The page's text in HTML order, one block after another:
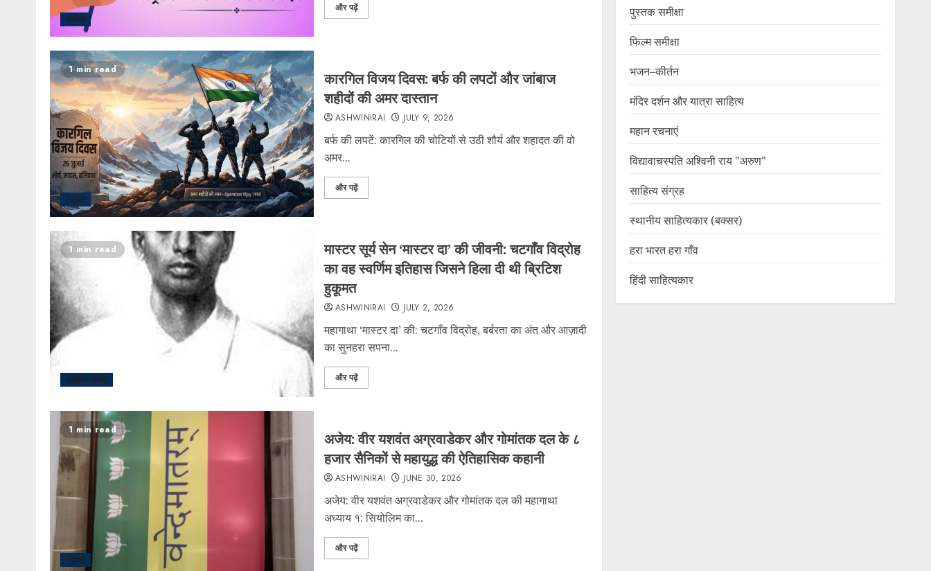
आलेख
और पढ़ें
1 min read
आलेख
कारगिल विजय दिवस: बर्फ की लपटों और जांबाज
शहीदों की अमर दास्तान
ASHWINIRAI JULY 9, 2026
बर्फ की लपटें: कारगिल की चोटियों से उठी शौर्य और शहादत की वो
अमर...
और पढ़ें
1 min read
साहित्य संग्रह
मास्टर सूर्य सेन ‘मास्टर दा’ की जीवनी: चटगाँव विद्रोह
का वह स्वर्णिम इतिहास जिसने हिला दी थी ब्रिटिश
हुकूमत
ASHWINIRAI JULY 2, 2026
महागाथा ‘मास्टर दा’ की: चटगाँव विद्रोह, बर्बरता का अंत और आज़ादी
का सुनहरा सपना...
और पढ़ें
1 min read
कहानी
अजेय: वीर यशवंत अग्रवाडेकर और गोमांतक दल के ८
हजार सैनिकों से महायुद्ध की ऐतिहासिक कहानी
ASHWINIRAI JUNE 30, 2026
अजेय: वीर यशवंत अग्रवाडेकर और गोमांतक दल की महागाथा
अध्याय १: सियोलिम का...
और पढ़ें
पुस्तक समीक्षा
फिल्म समीक्षा
भजन–कीर्तन
मंदिर दर्शन और यात्रा साहित्य
महान रचनाएं
विद्यावाचस्पति अश्विनी राय "अरुण"
साहित्य संग्रह
स्थानीय साहित्यकार (बक्सर)
हरा भारत हरा गाँव
हिंदी साहित्यकार